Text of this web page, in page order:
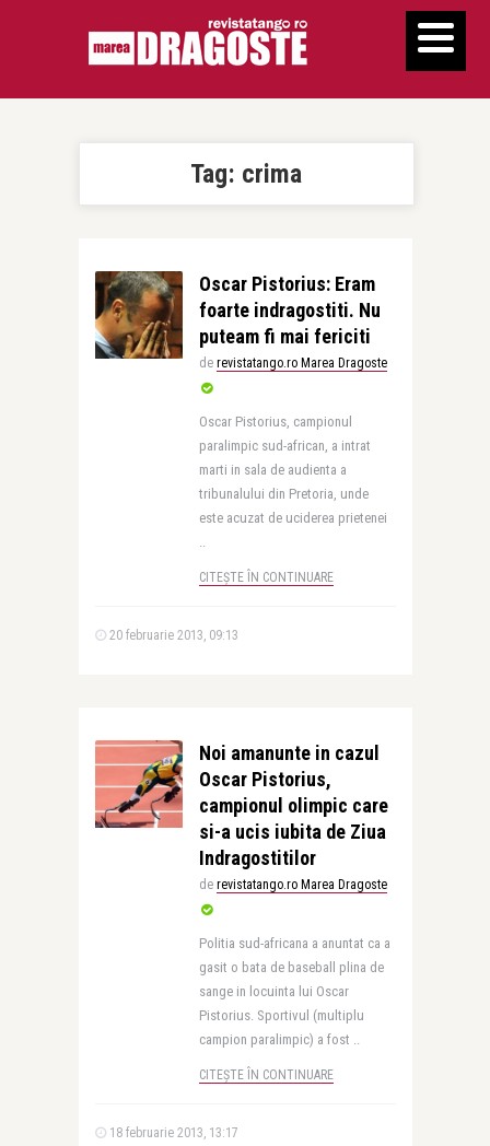
Tag: crima
Oscar Pistorius: Eram
foarte indragostiti. Nu
puteam fi mai fericiti
de revistatango.ro Marea Dragoste
Oscar Pistorius, campionul
paralimpic sud-african, a intrat
marti in sala de audienta a
tribunalului din Pretoria, unde
este acuzat de uciderea prietenei
..
CITEȘTE ÎN CONTINUARE
20 februarie 2013, 09:13
Noi amanunte in cazul
Oscar Pistorius,
campionul olimpic care
si-a ucis iubita de Ziua
Indragostitilor
de revistatango.ro Marea Dragoste
Politia sud-africana a anuntat ca a
gasit o bata de baseball plina de
sange in locuinta lui Oscar
Pistorius. Sportivul (multiplu
campion paralimpic) a fost ..
CITEȘTE ÎN CONTINUARE
18 februarie 2013, 13:17